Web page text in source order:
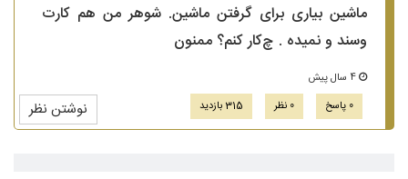
ماشین بیاری برای گرفتن ماشین. شوهر من هم کارت
و‌سند و نمیده‌ . چ‌کار کنم؟ ممنون
0 پاسخ
0 نظر 315 بازدید نوشتن نظر